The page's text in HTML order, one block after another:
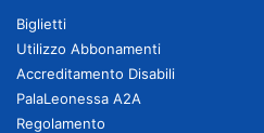
Biglietti
Utilizzo Abbonamenti
Accreditamento Disabili
PalaLeonessa A2A
Regolamento